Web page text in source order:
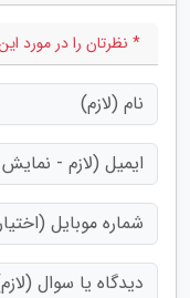
* نظرتان را در مورد